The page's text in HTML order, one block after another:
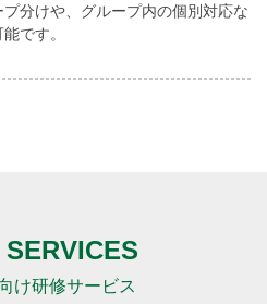
プ分けや、グループ内の個別対応な
です。
け研修サービス